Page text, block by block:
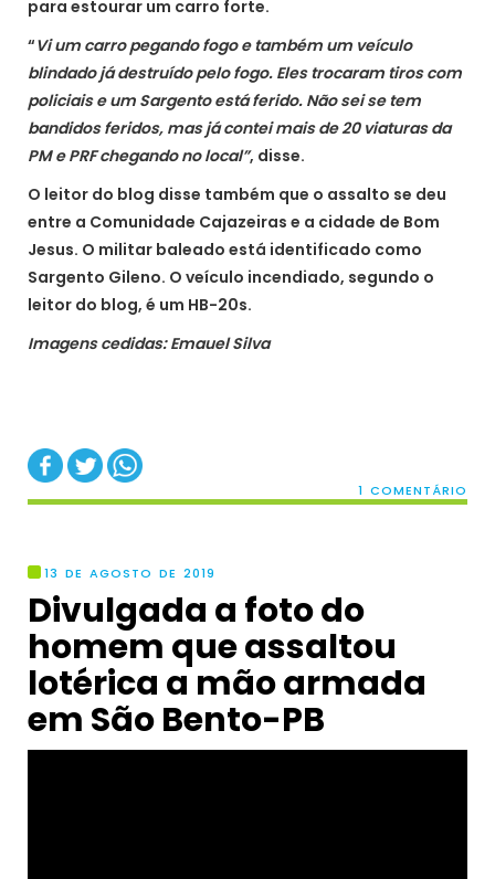
para estourar um carro forte.
“Vi um carro pegando fogo e também um veículo
blindado já destruído pelo fogo. Eles trocaram tiros com
policiais e um Sargento está ferido. Não sei se tem
bandidos feridos, mas já contei mais de 20 viaturas da
PM e PRF chegando no local”, disse.
O leitor do blog disse também que o assalto se deu
entre a Comunidade Cajazeiras e a cidade de Bom
Jesus. O militar baleado está identificado como
Sargento Gileno. O veículo incendiado, segundo o
leitor do blog, é um HB-20s.
Imagens cedidas: Emauel Silva
1 COMENTÁRIO
13 DE AGOSTO DE 2019
Divulgada a foto do
homem que assaltou
lotérica a mão armada
em São Bento-PB